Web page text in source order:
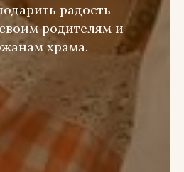
радость
родителям и
храма.